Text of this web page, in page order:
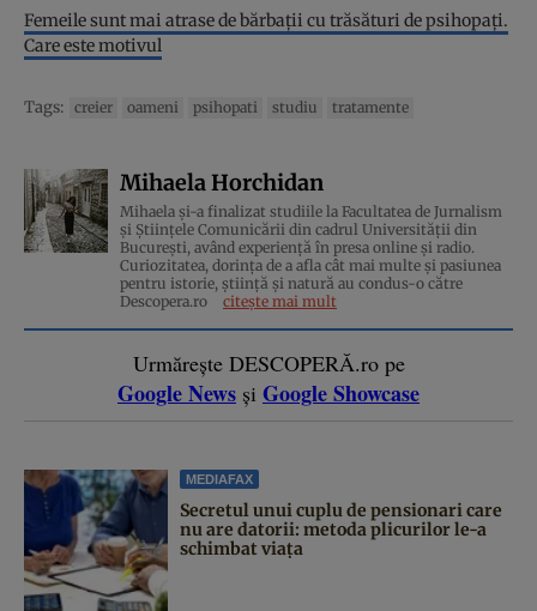
Femeile sunt mai atrase de bărbaţii cu trăsături de psihopaţi.
Care este motivul
Tags: creier oameni psihopati studiu tratamente
Mihaela Horchidan
Mihaela și-a finalizat studiile la Facultatea de Jurnalism
și Științele Comunicării din cadrul Universității din
București, având experiență în presa online și radio.
Curiozitatea, dorința de a afla cât mai multe și pasiunea
pentru istorie, ştiinţă şi natură au condus-o către
Descopera.ro
citește mai mult
Urmărește DESCOPERĂ.ro pe
Google News și Google Showcase
MEDIAFAX
Secretul unui cuplu de pensionari care
nu are datorii: metoda plicurilor le-a
schimbat viața